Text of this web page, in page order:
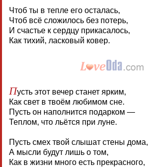
Чтоб ты в тепле его осталась,
Чтоб всё сложилось без потерь,
И счастье к сердцу прикасалось,
Как тихий, ласковый ковер.
Пусть этот вечер станет ярким,
Как свет в твоём любимом сне.
Пусть он наполнится подарком —
Теплом, что льётся при луне.
Пусть смех твой слышат стены дома,
А мысли будут лишь о том,
Как в жизни много есть прекрасного,